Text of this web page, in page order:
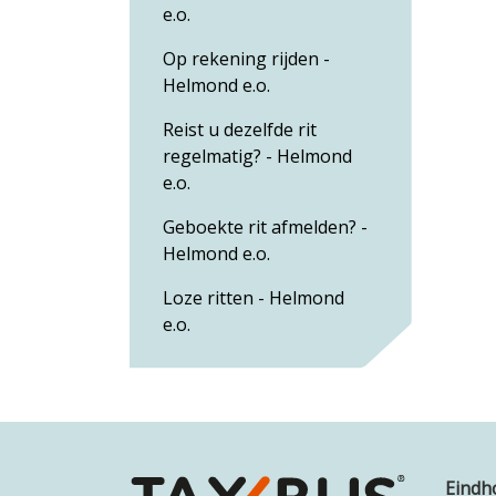
e.o.
Op rekening rijden -
Helmond e.o.
Reist u dezelfde rit
regelmatig? - Helmond
e.o.
Geboekte rit afmelden? -
Helmond e.o.
Loze ritten - Helmond
e.o.